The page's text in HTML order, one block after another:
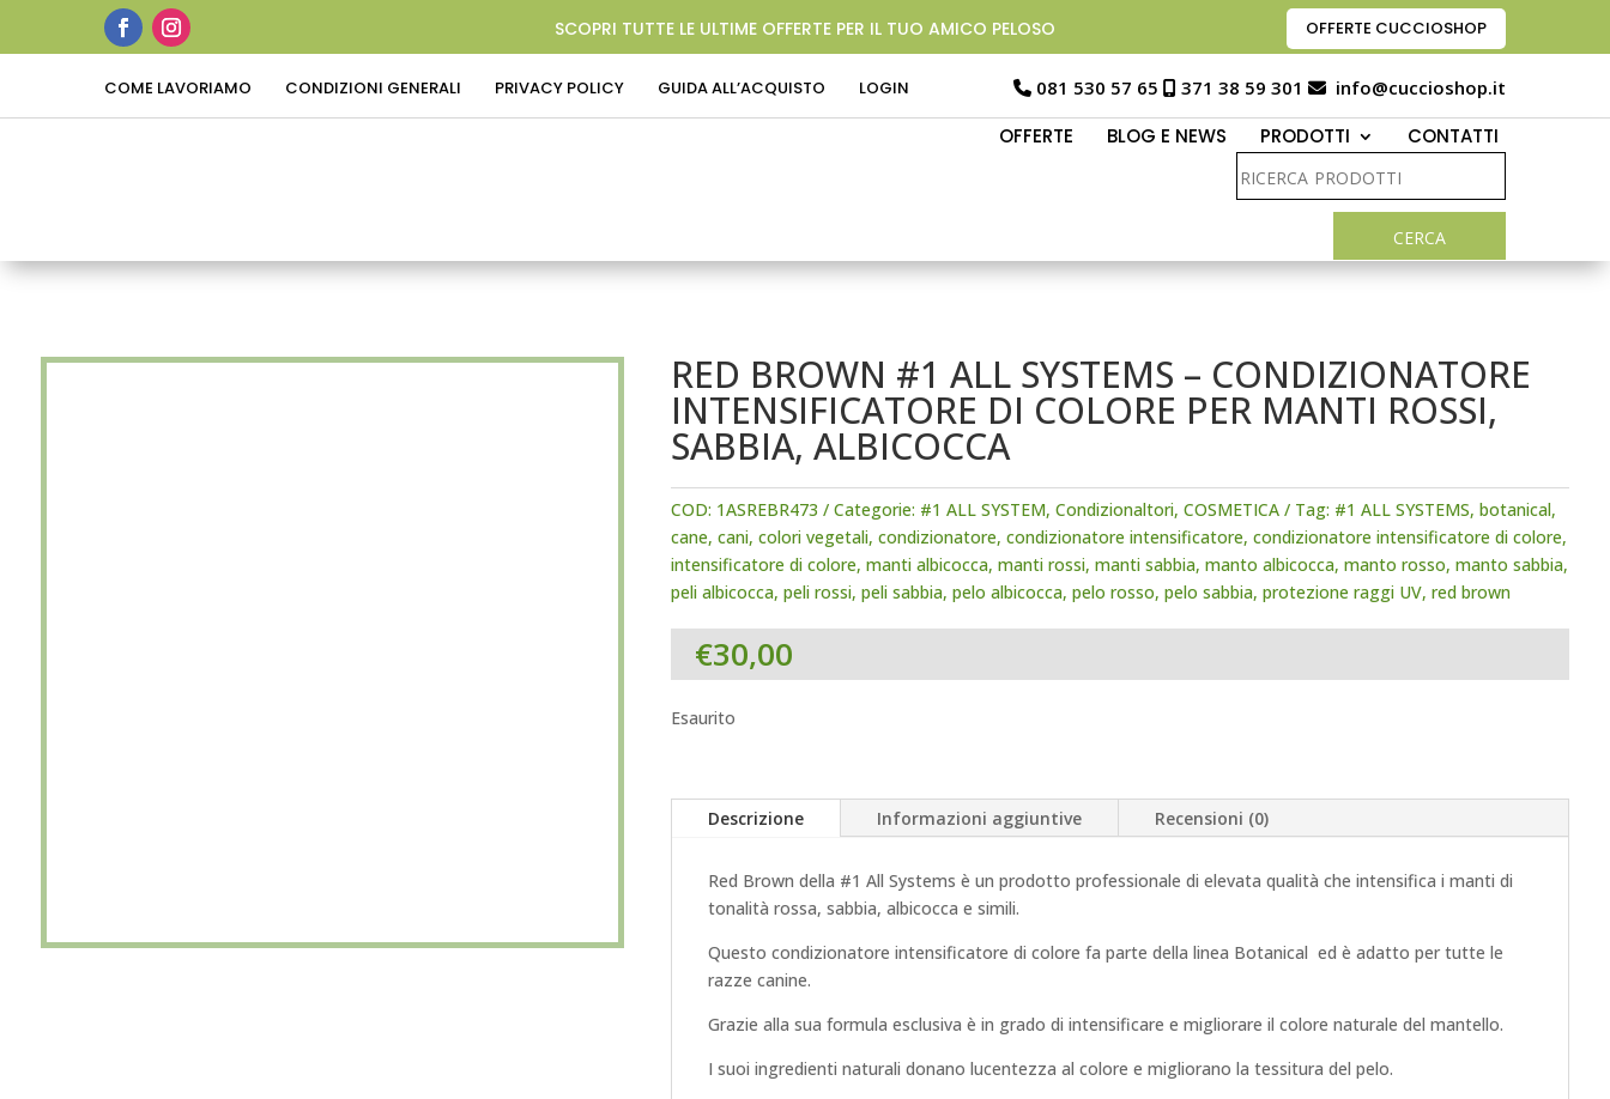
SCOPRI TUTTE LE ULTIME OFFERTE PER IL TUO AMICO PELOSO OFFERTE CUCCIOSHOP
COME LAVORIAMO CONDIZIONI GENERALI PRIVACY POLICY GUIDA ALL’ACQUISTO LOGIN 081 530 57 65 371 38 59 301 info@cuccioshop.it
OFFERTE BLOG E NEWS PRODOTTI CONTATTI
RED BROWN #1 ALL SYSTEMS – CONDIZIONATORE
INTENSIFICATORE DI COLORE PER MANTI ROSSI,
SABBIA, ALBICOCCA
COD: 1ASREBR473 Categorie: #1 ALL SYSTEM, Condizionaltori, COSMETICA Tag: #1 ALL SYSTEMS, botanical,
cane, cani, colori vegetali, condizionatore, condizionatore intensificatore, condizionatore intensificatore di colore,
intensificatore di colore, manti albicocca, manti rossi, manti sabbia, manto albicocca, manto rosso, manto sabbia,
peli albicocca, peli rossi, peli sabbia, pelo albicocca, pelo rosso, pelo sabbia, protezione raggi UV, red brown
€30,00
Esaurito
Descrizione Informazioni aggiuntive Recensioni (0)
Red Brown della #1 All Systems è un prodotto professionale di elevata qualità che intensifica i manti di
tonalità rossa, sabbia, albicocca e simili.
Questo condizionatore intensificatore di colore fa parte della linea Botanical ed è adatto per tutte le
razze canine.
Grazie alla sua formula esclusiva è in grado di intensificare e migliorare il colore naturale del mantello.
I suoi ingredienti naturali donano lucentezza al colore e migliorano la tessitura del pelo.